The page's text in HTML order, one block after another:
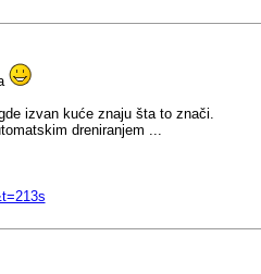
izvan kuće znaju šta to znači.
dreniranjem ...